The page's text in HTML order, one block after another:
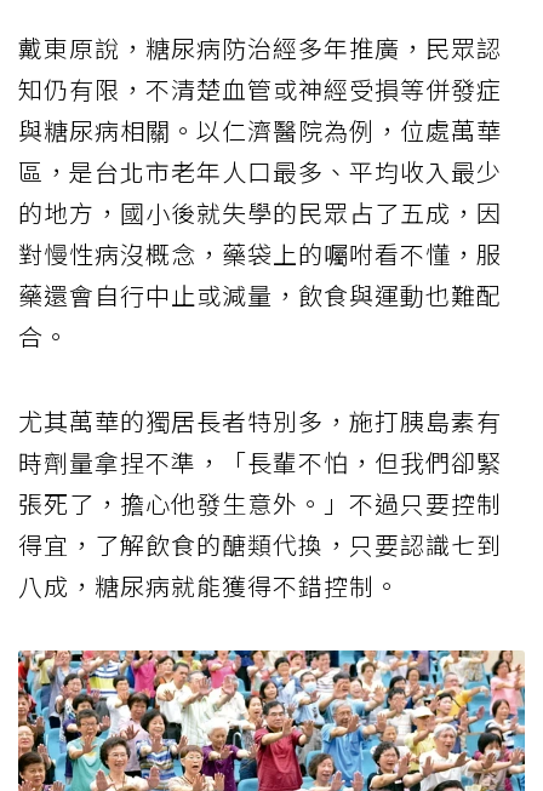
戴東原說，糖尿病防治經多年推廣，民眾認
知仍有限，不清楚血管或神經受損等併發症
與糖尿病相關。以仁濟醫院為例，位處萬華
區，是台北市老年人口最多、平均收入最少
的地方，國小後就失學的民眾占了五成，因
對慢性病沒概念，藥袋上的囑咐看不懂，服
藥還會自行中止或減量，飲食與運動也難配
合。
尤其萬華的獨居長者特別多，施打胰島素有
時劑量拿捏不準，「長輩不怕，但我們卻緊
張死了，擔心他發生意外。」不過只要控制
得宜，了解飲食的醣類代換，只要認識七到
八成，糖尿病就能獲得不錯控制。